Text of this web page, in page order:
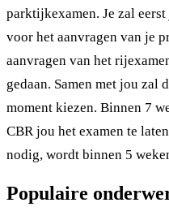
parktijkexamen. Je zal
voor het aanvragen van je
aanvragen van het
gedaan. Samen met jou zal
moment kiezen. Binnen 7
CBR jou het examen te
nodig, wordt binnen 5
Populaire